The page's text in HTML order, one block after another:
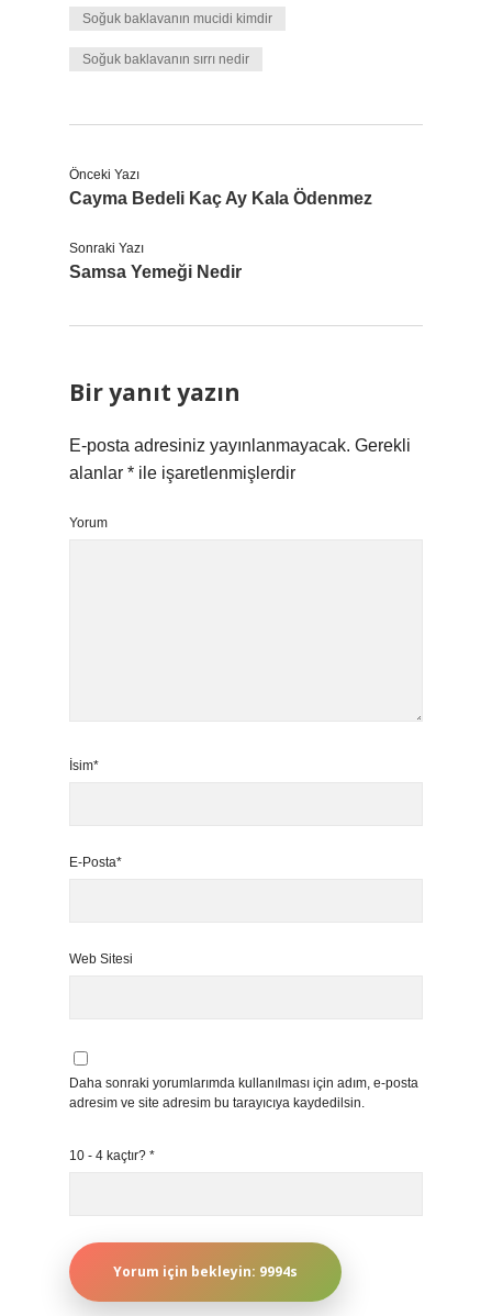
Soğuk baklavanın mucidi kimdir
Soğuk baklavanın sırrı nedir
Önceki Yazı
Cayma Bedeli Kaç Ay Kala Ödenmez
Sonraki Yazı
Samsa Yemeği Nedir
Bir yanıt yazın
E-posta adresiniz yayınlanmayacak. Gerekli
alanlar * ile işaretlenmişlerdir
Yorum
İsim*
E-Posta*
Web Sitesi
Daha sonraki yorumlarımda kullanılması için adım, e-posta
adresim ve site adresim bu tarayıcıya kaydedilsin.
10 - 4 kaçtır? *